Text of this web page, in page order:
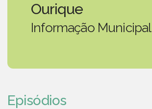
Ourique
Informação Municipal
Episódios